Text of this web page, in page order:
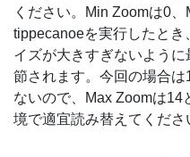
ください。Min Zoomは0
tippecanoeを実行したと
イズが大きすぎないよう
節されます。今回の場合
ないので、Max Zoomは14
境で適宜読み替えてくださ